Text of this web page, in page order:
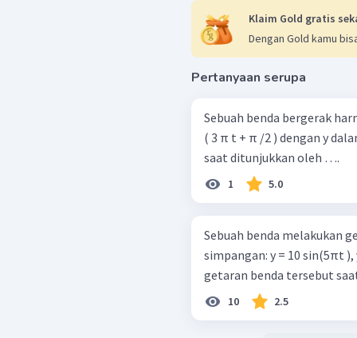
Klaim Gold gratis
Dengan Gold kamu
Pertanyaan serupa
Sebuah benda bergerak
( 3 π t + π /2 ) dengan y
saat ditunjukkan oleh ….
1 5.0
Sebuah benda melakukan
simpangan: y = 10 sin⁡(5πt
getaran benda tersebut
10 2.5